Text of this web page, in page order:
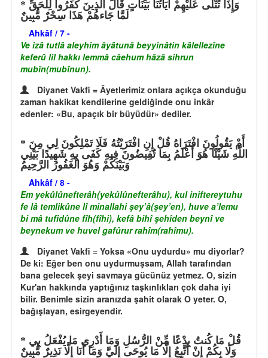
لَمَّا جَاءهُمْ هَذَا سِحْرٌ مُّبِينٌ
Ahkâf / 7 -
Ve izâ tutlâ aleyhim âyâtunâ beyyinâtin kâlellezîne
keferû lil hakkı lemmâ câehum hâzâ sihrun
mubîn(mubînun).
Diyanet Vakfi = Âyetlerimiz onlara açıkça okunduğu
zaman hakikat kendilerine geldiğinde onu inkâr
edenler: «Bu, apaçık bir büyüdür» dediler.
اللَّهِ شَيْئًا هُوَ أَعْلَمُ بِمَا تُفِيضُونَ فِيهِ كَفَى بِهِ شَهِيدًا بَيْنِي
وَبَيْنَكُمْ وَهُوَ الْغَفُورُ الرَّحِيمُ
Ahkâf / 8 -
Em yekûlûnefterâh(yekûlûnefterâhu), kul iniftereytuhu
fe lâ temlikûne lî minallahi şey’â(şey’en), huve a’lemu
bi mâ tufîdûne fîh(fîhi), kefâ bihî şehîden beynî ve
beynekum ve huvel gafûrur rahîm(rahîmu).
Diyanet Vakfi = Yoksa «Onu uydurdu» mu diyorlar?
De ki: Eğer ben onu uydurmuşsam, Allah tarafından
bana gelecek şeyi savmaya gücünüz yetmez. O, sizin
Kur'an hakkında yaptığınız taşkınlıkları çok daha iyi
bilir. Benimle sizin aranızda şahit olarak O yeter. O,
bağışlayan, esirgeyendir.
وَلَا بِكُمْ إِنْ أَتَّبِعُ إِلَّا مَا يُوحَى إِلَيَّ وَمَا أَنَا إِلَّا نَذِيرٌ مُّبِينٌ